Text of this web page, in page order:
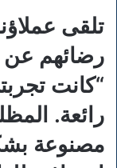
تلقى
رضائهم عن
“كانت
رائعة.
مصنوعة